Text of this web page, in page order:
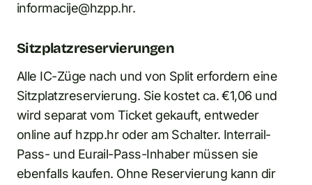
informacije@hzpp.hr.
Sitzplatzreservierungen
Alle IC-Züge nach und von Split erfordern eine
Sitzplatzreservierung. Sie kostet ca. €1,06 und
wird separat vom Ticket gekauft, entweder
online auf hzpp.hr oder am Schalter. Interrail-
Pass- und Eurail-Pass-Inhaber müssen sie
ebenfalls kaufen. Ohne Reservierung kann dir